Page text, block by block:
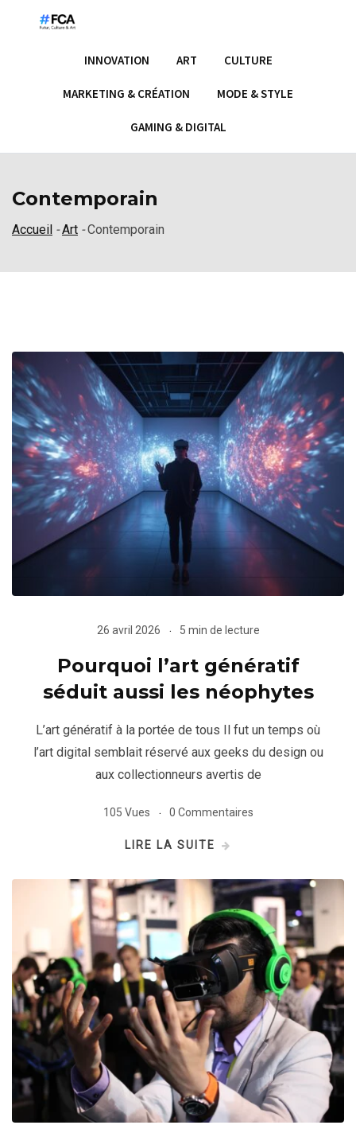
o
INNOVATION ART CULTURE
MARKETING & CRÉATION MODE & STYLE
GAMING & DIGITAL
Contemporain
Accueil -Art -Contemporain
26 avril 2026 5 min de lecture
Pourquoi l’art génératif
séduit aussi les néophytes
L’art génératif à la portée de tous Il fut un temps où
l’art digital semblait réservé aux geeks du design ou
aux collectionneurs avertis de
105 Vues 0 Commentaires
LIRE LA SUITE